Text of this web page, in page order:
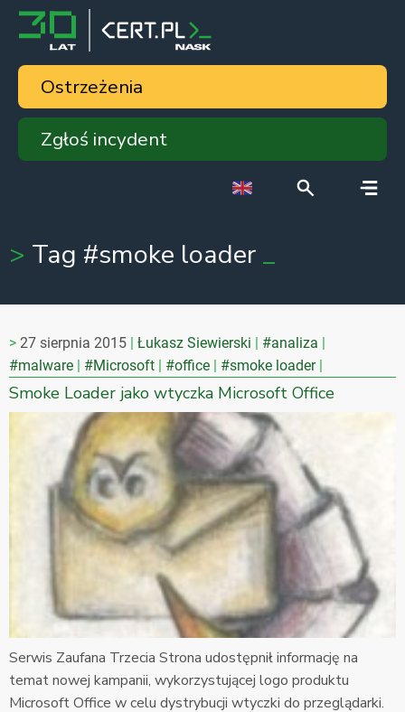
Ostrzeżenia
Zgłoś incydent
Tag #smoke loader
27 sierpnia 2015 Łukasz Siewierski
#analiza
#malware
#Microsoft #office #smoke loader
Smoke Loader jako wtyczka Microsoft Office
Serwis Zaufana Trzecia Strona udostępnił informację na
temat nowej kampanii, wykorzystującej logo produktu
Microsoft Office w celu dystrybucji wtyczki do przeglądarki.